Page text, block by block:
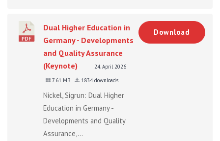
Dual Higher Education in
Germany - Developments
and Quality Assurance
(Keynote)
24. April 2026
7.61 MB
1834 downloads
Nickel, Sigrun: Dual Higher
Education in Germany -
Developments and Quality
Assurance,...
Download